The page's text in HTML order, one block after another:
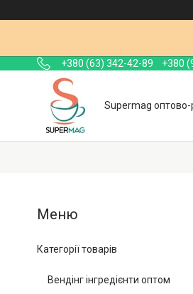
+380 (63) 342-42-89 +380
Supermag оптово-
Категорії товарів
Вендінг інгредієнти оптом